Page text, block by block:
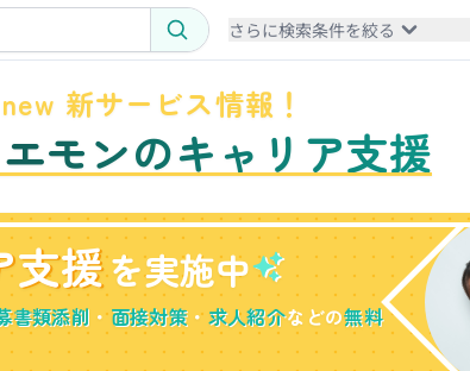
さらに検索条件を絞る
new 新サービス情報！
モンのキャリア支援
支援を実施中
書類添削 ・面接対策 ・求人紹介などの無料